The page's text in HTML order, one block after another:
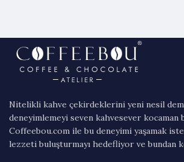
Nitelikli kahve çekirdeklerini yeni nesil
deneyimlemeyi seven kahvesever kocaman
Coffeebou.com ile bu deneyimi yaşamak
lezzeti buluşturmayı hedefliyor ve bundan